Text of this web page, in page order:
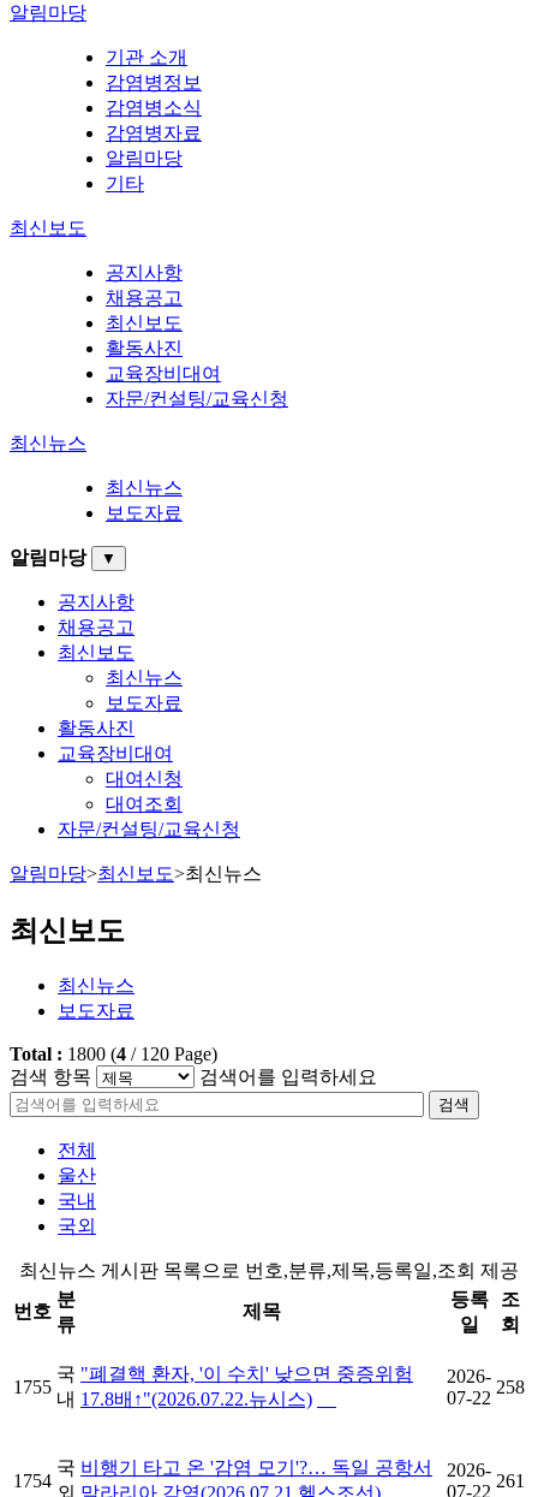
알림마당
기관 소개
감염병정보
감염병소식
감염병자료
알림마당
기타
최신보도
공지사항
채용공고
최신보도
활동사진
교육장비대여
자문/컨설팅/교육신청
최신뉴스
최신뉴스
보도자료
알림마당 ▼
공지사항
채용공고
최신보도
최신뉴스
보도자료
활동사진
교육장비대여
대여신청
대여조회
자문/컨설팅/교육신청
알림마당>최신보도>최신뉴스
최신보도
최신뉴스
보도자료
Total : 1800 (4 / 120 Page)
검색 항목
검색어를 입력하세요
검색
전체
울산
국내
국외
최신뉴스 게시판 목록으로 번호,분류,제목,등록일,조회 제공
번호
분
류
제목
등록
일
조
회
1755
국
내
"폐결핵 환자, '이 수치' 낮으면 중증위험
17.8배↑"(2026.07.22.뉴시스)
2026-
07-22
258
1754
국
외
비행기 타고 온 '감염 모기'?… 독일 공항서
말라리아 감염(2026.07.21.헬스조선)
2026-
07-22
261